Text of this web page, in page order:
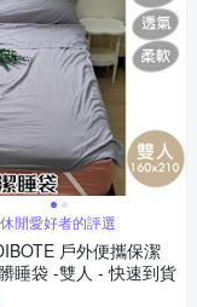
閒愛好者的評選
戶外便攜保潔
睡袋 -雙人 - 快速到貨